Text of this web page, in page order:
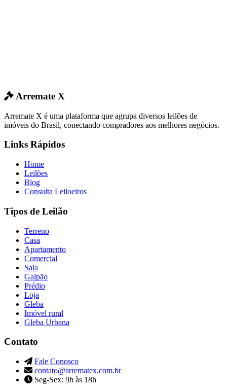
Arremate X
Arremate X é uma plataforma que agrupa diversos leilões de
imóveis do Brasil, conectando compradores aos melhores negócios.
Links Rápidos
Home
Leilões
Blog
Consulta Leiloeiros
Tipos de Leilão
Terreno
Casa
Apartamento
Comercial
Sala
Galpão
Prédio
Loja
Gleba
Imóvel rural
Gleba Urbana
Contato
Fale Conosco
contato@arrematex.com.br
Seg-Sex: 9h às 18h